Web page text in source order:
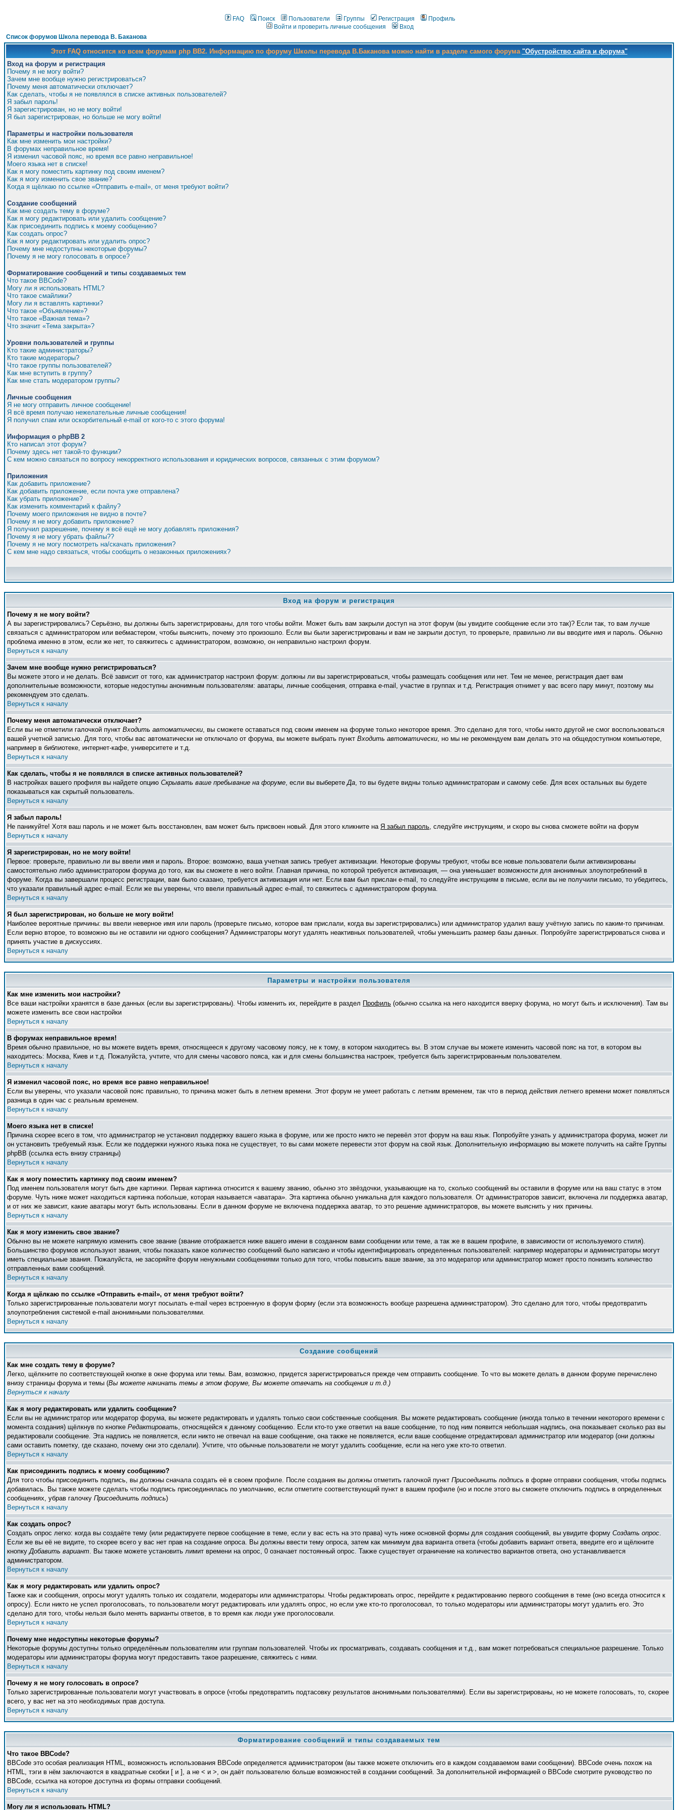
FAQ Поиск Пользователи Группы Регистрация
Профиль
Войти и проверить личные сообщения
Вход
Список форумов Школа перевода В. Баканова
Этот FAQ относится ко всем форумам php BB2. Информацию по форуму Школы перевода В.Баканова можно найти в разделе самого форума "Обустройство сайта и форума"
Вход на форум и регистрация
Почему я не могу войти?
Зачем мне вообще нужно регистрироваться?
Почему меня автоматически отключает?
Как сделать, чтобы я не появлялся в списке активных пользователей?
Я забыл пароль!
Я зарегистрирован, но не могу войти!
Я был зарегистрирован, но больше не могу войти!
Параметры и настройки пользователя
Как мне изменить мои настройки?
В форумах неправильное время!
Я изменил часовой пояс, но время все равно неправильное!
Моего языка нет в списке!
Как я могу поместить картинку под своим именем?
Как я могу изменить свое звание?
Когда я щёлкаю по ссылке «Отправить e-mail», от меня требуют войти?
Создание сообщений
Как мне создать тему в форуме?
Как я могу редактировать или удалить сообщение?
Как присоединить подпись к моему сообщению?
Как создать опрос?
Как я могу редактировать или удалить опрос?
Почему мне недоступны некоторые форумы?
Почему я не могу голосовать в опросе?
Форматирование сообщений и типы создаваемых тем
Что такое BBCode?
Могу ли я использовать HTML?
Что такое смайлики?
Могу ли я вставлять картинки?
Что такое «Объявление»?
Что такое «Важная тема»?
Что значит «Тема закрыта»?
Уровни пользователей и группы
Кто такие администраторы?
Кто такие модераторы?
Что такое группы пользователей?
Как мне вступить в группу?
Как мне стать модератором группы?
Личные сообщения
Я не могу отправить личное сообщение!
Я всё время получаю нежелательные личные сообщения!
Я получил спам или оскорбительный e-mail от кого-то с этого форума!
Информация о phpBB 2
Кто написал этот форум?
Почему здесь нет такой-то функции?
С кем можно связаться по вопросу некорректного использования и юридических вопросов, связанных с этим форумом?
Приложения
Как добавить приложение?
Как добавить приложение, если почта уже отправлена?
Как убрать приложение?
Как изменить комментарий к файлу?
Почему моего приложения не видно в почте?
Почему я не могу добавить приложение?
Я получил разрешение, почему я всё ещё не могу добавлять приложения?
Почему я не могу убрать файлы??
Почему я не могу посмотреть на/скачать приложения?
С кем мне надо связаться, чтобы сообщить о незаконных приложениях?
Вход на форум и регистрация
Почему я не могу войти?
А вы зарегистрировались? Серьёзно, вы должны быть зарегистрированы, для того чтобы войти. Может быть вам закрыли доступ на этот форум (вы увидите сообщение если это так)? Если так, то вам лучше
связаться с администратором или вебмастером, чтобы выяснить, почему это произошло. Если вы были зарегистрированы и вам не закрыли доступ, то проверьте, правильно ли вы вводите имя и пароль. Обычно
проблема именно в этом, если же нет, то свяжитесь с администратором, возможно, он неправильно настроил форум.
Вернуться к началу
Зачем мне вообще нужно регистрироваться?
Вы можете этого и не делать. Всё зависит от того, как администратор настроил форум: должны ли вы зарегистрироваться, чтобы размещать сообщения или нет. Тем не менее, регистрация дает вам
дополнительные возможности, которые недоступны анонимным пользователям: аватары, личные сообщения, отправка e-mail, участие в группах и т.д. Регистрация отнимет у вас всего пару минут, поэтому мы
рекомендуем это сделать.
Вернуться к началу
Почему меня автоматически отключает?
Если вы не отметили галочкой пункт Входить автоматически, вы сможете оставаться под своим именем на форуме только некоторое время. Это сделано для того, чтобы никто другой не смог воспользоваться
вашей учетной записью. Для того, чтобы вас автоматически не отключало от форума, вы можете выбрать пункт Входить автоматически, но мы не рекомендуем вам делать это на общедоступном компьютере,
например в библиотеке, интернет-кафе, университете и т.д.
Вернуться к началу
Как сделать, чтобы я не появлялся в списке активных пользователей?
В настройках вашего профиля вы найдете опцию Скрывать ваше пребывание на форуме, если вы выберетеДа, то вы будете видны только администраторам и самому себе. Для всех остальных вы будете
показываться как скрытый пользователь.
Вернуться к началу
Я забыл пароль!
Не паникуйте! Хотя ваш пароль и не может быть восстановлен, вам может быть присвоен новый. Для этого кликните на Я забыл пароль, следуйте инструкциям, и скоро вы снова сможете войти на форум
Вернуться к началу
Я зарегистрирован, но не могу войти!
Первое: проверьте, правильно ли вы ввели имя и пароль. Второе: возможно, ваша учетная запись требует активизации. Некоторые форумы требуют, чтобы все новые пользователи были активизированы
самостоятельно либо администратором форума до того, как вы сможете в него войти. Главная причина, по которой требуется активизация, — она уменьшает возможности для анонимных злоупотреблений в
форуме. Когда вы завершали процесс регистрации, вам было сказано, требуется активизация или нет. Если вам был прислан e-mail, то следуйте инструкциям в письме, если вы не получили письмо, то убедитесь,
что указали правильный адрес e-mail. Если же вы уверены, что ввели правильный адрес e-mail, то свяжитесь с администратором форума.
Вернуться к началу
Я был зарегистрирован, но больше не могу войти!
Наиболее вероятные причины: вы ввели неверное имя или пароль (проверьте письмо, которое вам прислали, когда вы зарегистрировались) или администратор удалил вашу учётную запись по каким-то причинам.
Если верно второе, то возможно вы не оставили ни одного сообщения? Администраторы могут удалять неактивных пользователей, чтобы уменьшить размер базы данных. Попробуйте зарегистрироваться снова и
принять участие в дискуссиях.
Вернуться к началу
Параметры и настройки пользователя
Как мне изменить мои настройки?
Все ваши настройки хранятся в базе данных (если вы зарегистрированы). Чтобы изменить их, перейдите в раздел Профиль (обычно ссылка на него находится вверху форума, но могут быть и исключения). Там вы
можете изменить все свои настройки
Вернуться к началу
В форумах неправильное время!
Время обычно правильное, но вы можете видеть время, относящееся к другому часовому поясу, не к тому, в котором находитесь вы. В этом случае вы можете изменить часовой пояс на тот, в котором вы
находитесь: Москва, Киев и т.д. Пожалуйста, учтите, что для смены часового пояса, как и для смены большинства настроек, требуется быть зарегистрированным пользователем.
Вернуться к началу
Я изменил часовой пояс, но время все равно неправильное!
Если вы уверены, что указали часовой пояс правильно, то причина может быть в летнем времени. Этот форум не умеет работать с летним временем, так что в период действия летнего времени может появляться
разница в один час с реальным временем.
Вернуться к началу
Моего языка нет в списке!
Причина скорее всего в том, что администратор не установил поддержку вашего языка в форуме, или же просто никто не перевёл этот форум на ваш язык. Попробуйте узнать у администратора форума, может ли
он установить требуемый язык. Если же поддержки нужного языка пока не существует, то вы сами можете перевести этот форум на свой язык. Дополнительную информацию вы можете получить на сайте Группы
phpBB (ссылка есть внизу страницы)
Вернуться к началу
Как я могу поместить картинку под своим именем?
Под именем пользователя могут быть две картинки. Первая картинка относится к вашему званию, обычно это звёздочки, указывающие на то, сколько сообщений вы оставили в форуме или на ваш статус в этом
форуме. Чуть ниже может находиться картинка побольше, которая называется «аватара». Эта картинка обычно уникальна для каждого пользователя. От администраторов зависит, включена ли поддержка аватар,
и от них же зависит, какие аватары могут быть использованы. Если в данном форуме не включена поддержка аватар, то это решение администраторов, вы можете выяснить у них причины.
Вернуться к началу
Как я могу изменить свое звание?
Обычно вы не можете напрямую изменить свое звание (звание отображается ниже вашего имени в созданном вами сообщении или теме, а так же в вашем профиле, в зависимости от используемого стиля).
Большинство форумов используют звания, чтобы показать какое количество сообщений было написано и чтобы идентифицировать определенных пользователей: например модераторы и администраторы могут
иметь специальные звания. Пожалуйста, не засоряйте форум ненужными сообщениями только для того, чтобы повысить ваше звание, за это модератор или администратор может просто понизить количество
отправленных вами сообщений.
Вернуться к началу
Когда я щёлкаю по ссылке «Отправить e-mail», от меня требуют войти?
Только зарегистрированные пользователи могут посылать e-mail через встроенную в форум форму (если эта возможность вообще разрешена администратором). Это сделано для того, чтобы предотвратить
злоупотребления системой e-mail анонимными пользователями.
Вернуться к началу
Создание сообщений
Как мне создать тему в форуме?
Легко, щёлкните по соответствующей кнопке в окне форума или темы. Вам, возможно, придется зарегистрироваться прежде чем отправить сообщение. То что вы можете делать в данном форуме перечислено
внизу страницы форума и темы (Вы можете начинать темы в этом форуме, Вы можете отвечать на сообщения и т.д. )
Вернуться к началу
Как я могу редактировать или удалить сообщение?
Если вы не администратор или модератор форума, вы можете редактировать и удалять только свои собственные сообщения. Вы можете редактировать сообщение (иногда только в течении некоторого времени с
момента создания) щёлкнув по кнопке Редактировать, относящейся к данному сообщению. Если кто-то уже ответил на ваше сообщение, то под ним появится небольшая надпись, она показывает сколько раз вы
редактировали сообщение. Эта надпись не появляется, если никто не отвечал на ваше сообщение, она также не появляется, если ваше сообщение отредактировал администратор или модератор (они должны
сами оставить пометку, где сказано, почему они это сделали). Учтите, что обычные пользователи не могут удалить сообщение, если на него уже кто-то ответил.
Вернуться к началу
Как присоединить подпись к моему сообщению?
Для того чтобы присоединить подпись, вы должны сначала создать её в своем профиле. После создания вы должны отметить галочкой пункт Присоединить подпись в форме отправки сообщения, чтобы подпись
добавилась. Вы также можете сделать чтобы подпись присоединялась по умолчанию, если отметите соответствующий пункт в вашем профиле (но и после этого вы сможете отключить подпись в определенных
сообщениях, убрав галочку Присоединить подпись)
Вернуться к началу
Как создать опрос?
Создать опрос легко: когда вы создаёте тему (или редактируете первое сообщение в теме, если у вас есть на это права) чуть ниже основной формы для создания сообщений, вы увидите форму Создать опрос.
Если же вы её не видите, то скорее всего у вас нет прав на создание опроса. Вы должны ввести тему опроса, затем как минимум два варианта ответа (чтобы добавить вариант ответа, введите его и щёлкните
кнопкуДобавить вариант. Вы также можете установить лимит времени на опрос, 0 означает постоянный опрос. Также существует ограничение на количество вариантов ответа, оно устанавливается
администратором.
Вернуться к началу
Как я могу редактировать или удалить опрос?
Также как и сообщения, опросы могут удалять только их создатели, модераторы или администраторы. Чтобы редактировать опрос, перейдите к редактированию первого сообщения в теме (оно всегда относится к
опросу). Если никто не успел проголосовать, то пользователи могут редактировать или удалять опрос, но если уже кто-то проголосовал, то только модераторы или администраторы могут удалить его. Это
сделано для того, чтобы нельзя было менять варианты ответов, в то время как люди уже проголосовали.
Вернуться к началу
Почему мне недоступны некоторые форумы?
Некоторые форумы доступны только определённым пользователям или группам пользователей. Чтобы их просматривать, создавать сообщения и т.д., вам может потребоваться специальное разрешение. Только
модераторы или администраторы форума могут предоставить такое разрешение, свяжитесь с ними.
Вернуться к началу
Почему я не могу голосовать в опросе?
Только зарегистрированные пользователи могут участвовать в опросе (чтобы предотвратить подтасовку результатов анонимными пользователями). Если вы зарегистрированы, но не можете голосовать, то, скорее
всего, у вас нет на это необходимых прав доступа.
Вернуться к началу
Форматирование сообщений и типы создаваемых тем
Что такое BBCode?
BBCode это особая реализация HTML, возможность использования BBCode определяется администратором (вы также можете отключить его в каждом создаваемом вами сообщении). BBCode очень похож на
HTML, тэги в нём заключаются в квадратные скобки [ и ], а не < и >, он даёт пользователю больше возможностей в создании сообщений. За дополнительной информацией о BBCode смотрите руководство по
BBCode, ссылка на которое доступна из формы отправки сообщений.
Вернуться к началу
Могу ли я использовать HTML?